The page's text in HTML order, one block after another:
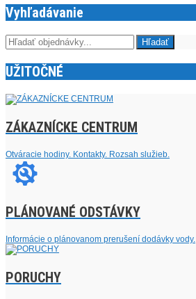
Vyhľadávanie
UŽITOČNÉ
ZÁKAZNÍCKE CENTRUM
Otváracie hodiny. Kontakty. Rozsah služieb.
PLÁNOVANÉ ODSTÁVKY
Informácie o plánovanom prerušení dodávky vody.
PORUCHY